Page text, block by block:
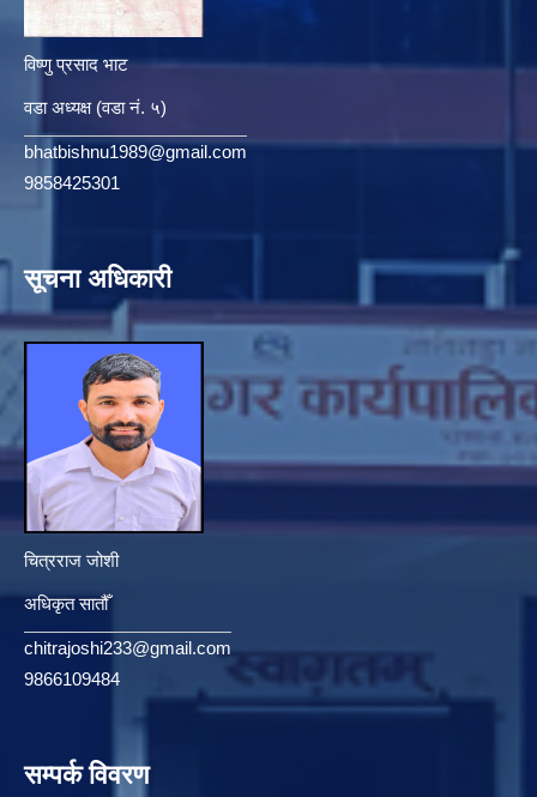
विष्णु प्रसाद भाट
वडा अध्यक्ष (वडा नं. ५)
bhatbishnu1989@gmail.com
9858425301
सूचना अधिकारी
चित्रराज जोशी
अधिकृत सातौँ
chitrajoshi233@gmail.com
9866109484
सम्पर्क विवरण